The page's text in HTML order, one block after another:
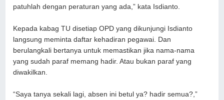
patuhlah dengan peraturan yang ada,” kata Isdianto.
Kepada kabag TU disetiap OPD yang dikunjungi Isdianto
langsung meminta daftar kehadiran pegawai. Dan
berulangkali bertanya untuk memastikan jika nama-nama
yang sudah paraf memang hadir. Atau bukan paraf yang
diwakilkan.
“Saya tanya sekali lagi, absen ini betul ya? hadir semua?,”